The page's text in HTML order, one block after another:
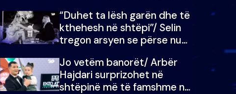
“Duhet ta lësh garën dhe të
kthehesh në shtëpi”/ Selin
tregon arsyen se përse nuk
Doja ta çoja luftën time deri
në fund
Jo vetëm banorët/ Arbër
Hajdari surprizohet në
shtëpinë më të famshme në